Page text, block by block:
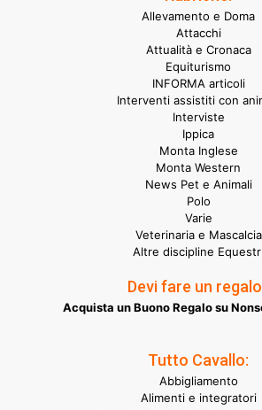
Allevamento e Doma
Attacchi
Attualità e Cronaca
Equiturismo
INFORMA articoli
Interventi assistiti con
Interviste
Ippica
Monta Inglese
Monta Western
News Pet e Animali
Polo
Varie
Veterinaria e Mascalcia
Altre discipline
Devi fare un
Acquista un Buono Regalo su
Tutto Cavallo:
Abbigliamento
Alimenti e integratori